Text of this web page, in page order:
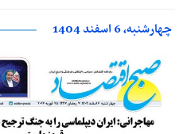
چهارشنبه، 6 اسفند 1404